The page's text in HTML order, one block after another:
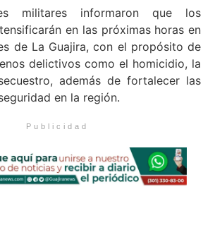
militares informaron que los
en las próximas horas en
de La Guajira, con el propósito de
delictivos como el homicidio, la
además de fortalecer las
en la región.
Publicidad